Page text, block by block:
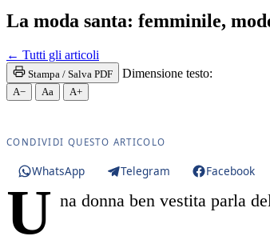
La moda santa: femminile,
← Tutti gli articoli
Stampa / Salva PDF Dimensione testo:
A− Aa A+
CONDIVIDI QUESTO ARTICOLO
WhatsApp Telegram Facebook
U na donna ben vestita parla